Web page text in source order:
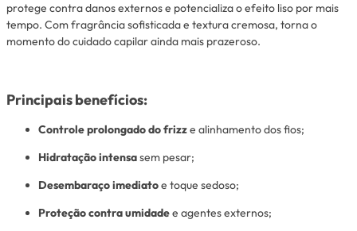
protege contra danos externos e potencializa o efeito liso por mais
tempo. Com fragrância sofisticada e textura cremosa, torna o
momento do cuidado capilar ainda mais prazeroso.
Principais benefícios:
Controle prolongado do frizze alinhamento dos fios;
Hidratação intensasem pesar;
Desembaraço imediatoe toque sedoso;
Proteção contra umidadee agentes externos;